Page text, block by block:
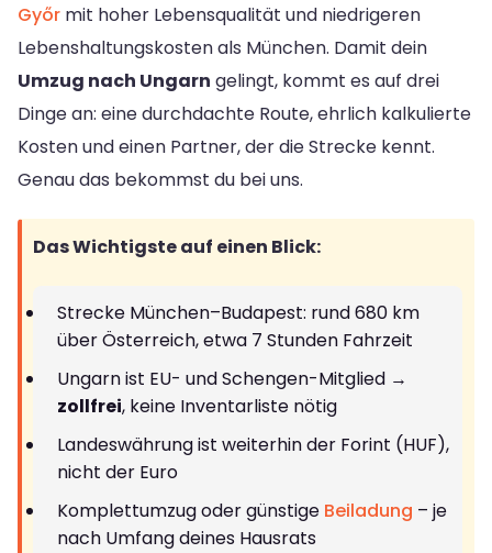
Győr mit hoher Lebensqualität und niedrigeren
Lebenshaltungskosten als München. Damit dein
Umzug nach Ungarn gelingt, kommt es auf drei
Dinge an: eine durchdachte Route, ehrlich kalkulierte
Kosten und einen Partner, der die Strecke kennt.
Genau das bekommst du bei uns.
Das Wichtigste auf einen Blick:
Strecke München–Budapest: rund 680 km
über Österreich, etwa 7 Stunden Fahrzeit
Ungarn ist EU- und Schengen-Mitglied →
zollfrei, keine Inventarliste nötig
Landeswährung ist weiterhin der Forint (HUF),
nicht der Euro
Komplettumzug oder günstige Beiladung – je
nach Umfang deines Hausrats